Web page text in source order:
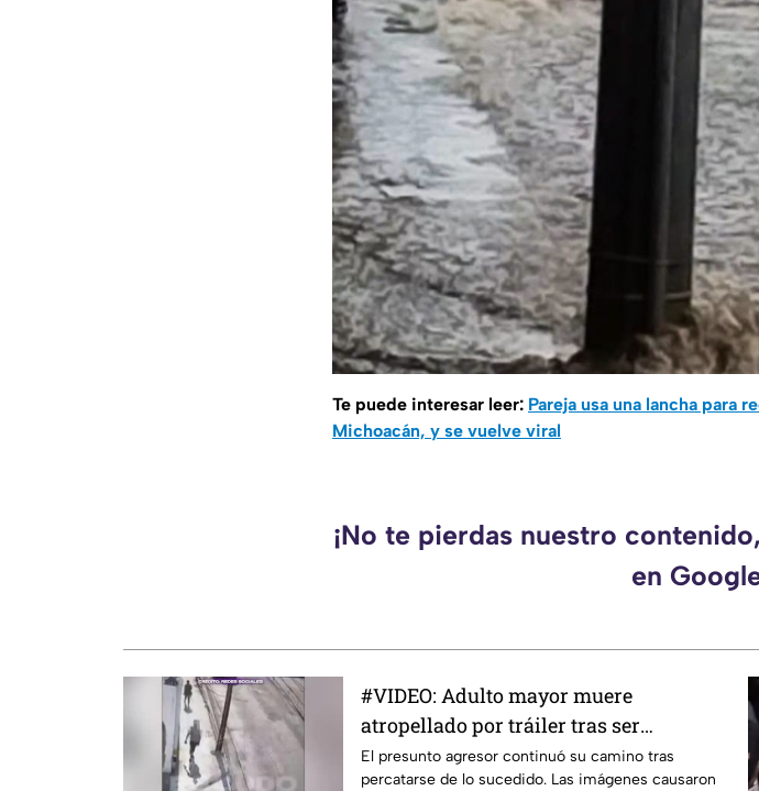
Te puede interesar leer: Pareja usa una lancha para
Michoacán, y se vuelve viral
¡No te pierdas nuestro
en
#VIDEO: Adulto mayor muere
atropellado por tráiler tras ser
empujado.
El presunto agresor continuó su camino tras
percatarse de lo sucedido. Las imágenes causaron